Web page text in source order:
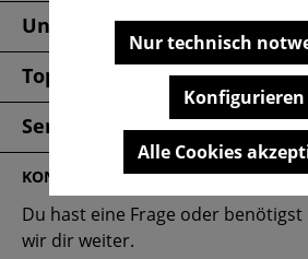
Unsere Marken
Top Kategorien
Service & FAQ
KONTAKT
Du hast eine Frage oder benötigst
wir dir weiter.
Nur technisch
Konfigurieren
Alle Cookies